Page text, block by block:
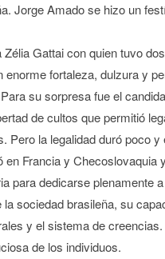
Jorge Amado se hizo un
Gattai con quien tuvo
fortaleza, dulzura y
su sorpresa fue el
de cultos que permitió
Pero la legalidad duró poco
Francia y
para dedicarse plenamente
sociedad brasileña, su
y el sistema de
de los individuos.